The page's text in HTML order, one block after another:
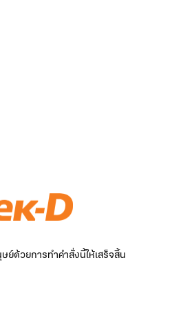
ย์ด้วยการทำคำสั่งนี้ให้เสร็จสิ้น